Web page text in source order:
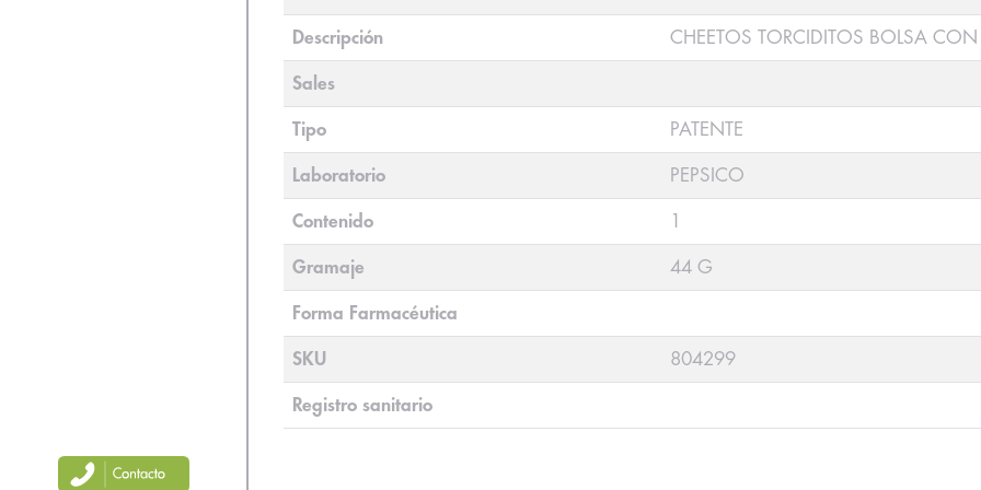
Descripción CHEETOS TORCIDITOS BOLSA
Sales
Tipo PATENTE
Laboratorio PEPSICO
Contenido 1
Gramaje 44 G
Forma Farmacéutica
SKU 804299
Registro sanitario